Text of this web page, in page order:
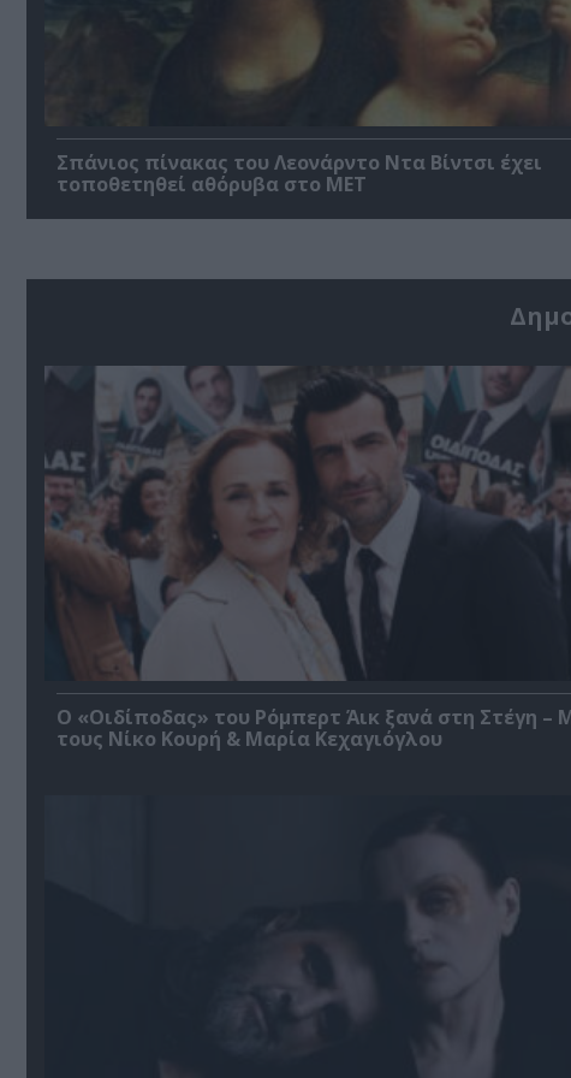
Σπάνιος πίνακας του Λεονάρντο Ντα Βίντσι έχει
τοποθετηθεί αθόρυβα στο MET
O «Οιδίποδας» του Ρόμπερτ Άικ ξανά στη Στέγη –
τους Νίκο Κουρή & Μαρία Κεχαγιόγλου